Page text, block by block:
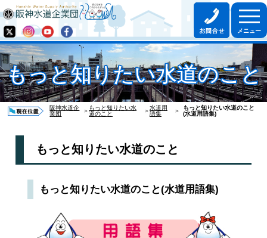
もっと知りたい水道のこと
阪神水道企
業団
＞もっと知りたい水
道のこと
＞水道用
語集
＞
もっと知りたい水道のこと
(水道用語集)
もっと知りたい水道のこと
もっと知りたい水道のこと(水道用語集)